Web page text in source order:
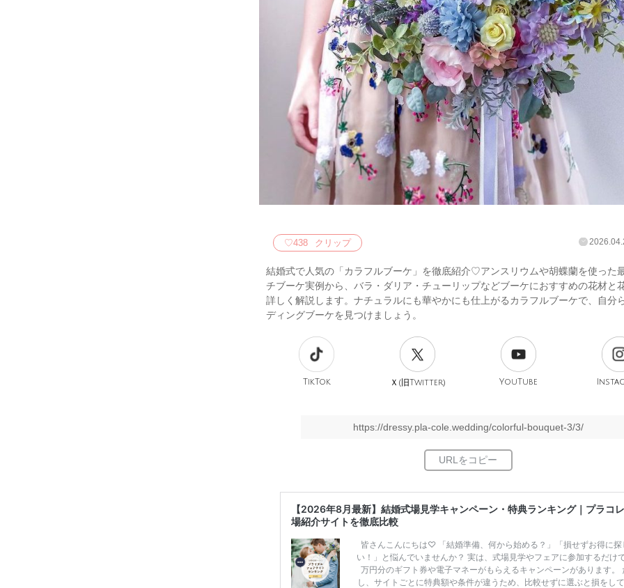
♡438 クリップ
結婚式で人気の「カラフルブーケ」を徹底紹介♡アンスリウムや胡蝶蘭を使った
チブーケ実例から、バラ・ダリア・チューリップなどブーケにおすすめの花材と
詳しく解説します。ナチュラルにも華やかにも仕上がるカラフルブーケで、自分
ディングブーケを見つけましょう。
TikTok Ｘ(旧Twitter) YouTube
https://dressy.pla-cole.wedding/colorful-bouquet-3/3/
【2026年8月最新】結婚式場見学キャンペーン・特典ランキング｜プラコ
場紹介サイトを徹底比較
皆さんこんにちは♡ 「結婚準備、何から始める？」「損せずお得に探
い！」と悩んでいませんか？ 実は、式場見学やフェアに参加するだけ
万円分のギフト券や電子マネーがもらえるキャンペーンがあります。
し、サイトごとに特典額や条件が違うため、比較せずに選ぶと損をし